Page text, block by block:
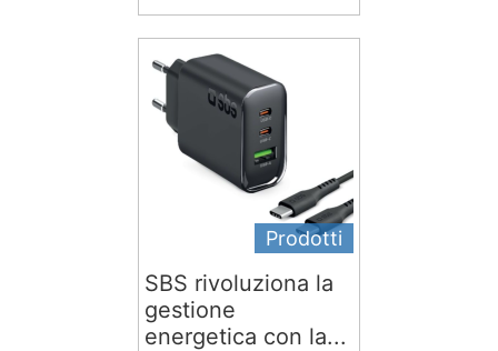
Prodotti
SBS rivoluziona la
gestione
energetica con la...